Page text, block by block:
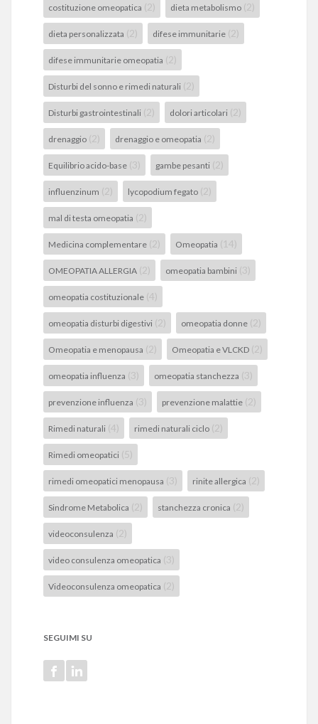
costituzione omeopatica (2) dieta metabolismo (2)
dieta personalizzata (2) difese immunitarie (2)
difese immunitarie omeopatia (2)
Disturbi del sonno e rimedi naturali (2)
Disturbi gastrointestinali (2) dolori articolari (2)
drenaggio (2) drenaggio e omeopatia (2)
Equilibrio acido-base (3) gambe pesanti (2)
influenzinum (2) lycopodium fegato (2)
mal di testa omeopatia (2)
Medicina complementare (2) Omeopatia (14)
OMEOPATIA ALLERGIA (2) omeopatia bambini (3)
omeopatia costituzionale (4)
omeopatia disturbi digestivi (2) omeopatia donne (2)
Omeopatia e menopausa (2) Omeopatia e VLCKD (2)
omeopatia influenza (3) omeopatia stanchezza (3)
prevenzione influenza (3) prevenzione malattie (2)
Rimedi naturali (4) rimedi naturali ciclo (2)
Rimedi omeopatici (5)
rimedi omeopatici menopausa (3) rinite allergica (2)
Sindrome Metabolica (2) stanchezza cronica (2)
videoconsulenza (2)
video consulenza omeopatica (3)
Videoconsulenza omeopatica (2)
SEGUIMI SU